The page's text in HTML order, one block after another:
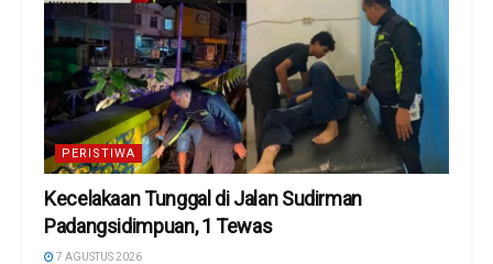
PERISTIWA
Kecelakaan Tunggal di Jalan Sudirman
Padangsidimpuan, 1 Tewas
7 AGUSTUS 2026